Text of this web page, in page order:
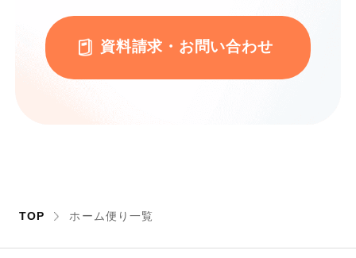
資料請求・お問い合わせ
TOP ホーム便り一覧